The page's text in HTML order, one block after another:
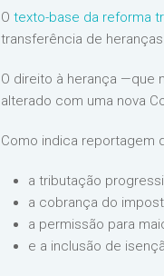
O texto-base da reforma
transferência de
O direito à herança —que
alterado com uma nova
Como indica reportagem
a tributação
a cobrança do
a permissão para
e a inclusão de